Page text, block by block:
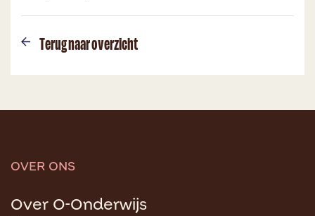
Terug naar overzicht
OVER ONS
Over O-Onderwijs